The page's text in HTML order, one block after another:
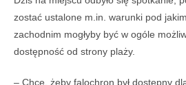
zostać ustalone m.in. warunki pod
zachodnim mogłyby być w ogóle
dostępność od strony plaży.
– Chcę, żeby falochron był dostępny